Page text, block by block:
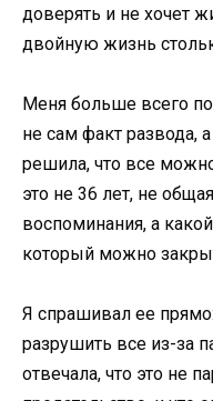
доверять и не хочет
двойную жизнь
Меня больше всего
не сам факт развода,
решила, что все
это не 36 лет, не
воспоминания, а
который можно
Я спрашивал ее
разрушить все из-за
отвечала, что это не